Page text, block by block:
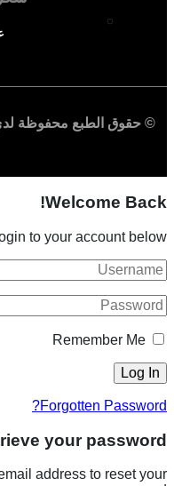
© حقوق الطبع محفوظة
Welcome Back!
to your account below
Remember Me
Forgotten Password?
your password
address to reset your